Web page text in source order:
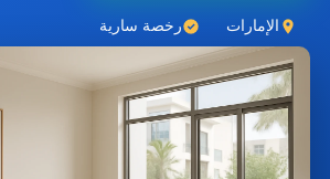
الإمارات رخصة سارية